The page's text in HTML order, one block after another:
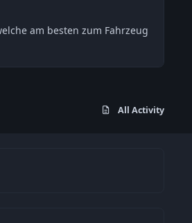
am besten zum Fahrzeug
All Activity